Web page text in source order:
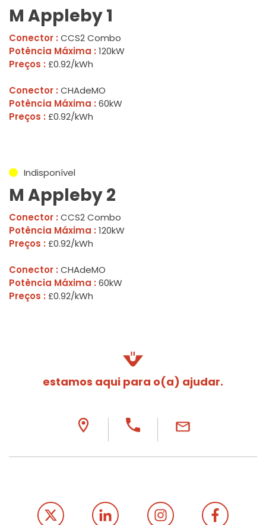
M Appleby 1
Conector : CCS2 Combo
Potência Máxima : 120kW
Preços : £0.92/kWh
Conector : CHAdeMO
Potência Máxima : 60kW
Preços : £0.92/kWh
Indisponível
M Appleby 2
Conector : CCS2 Combo
Potência Máxima : 120kW
Preços : £0.92/kWh
Conector : CHAdeMO
Potência Máxima : 60kW
Preços : £0.92/kWh
estamos aqui para o(a) ajudar.